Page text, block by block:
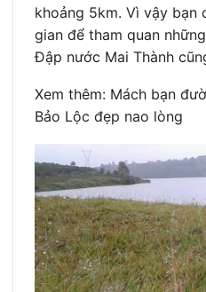
khoảng 5km. Vì vậy bạn
gian để tham quan
Đập nước Mai Thành
Xem thêm: Mách bạn
Bảo Lộc đẹp nao lòng